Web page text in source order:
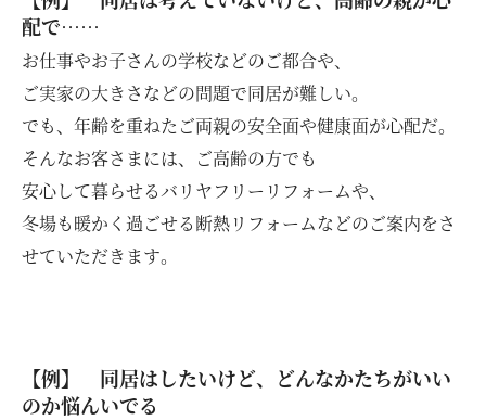
配で……
お仕事やお子さんの学校などのご都合や、
ご実家の大きさなどの問題で同居が難しい。
でも、年齢を重ねたご両親の安全面や健康面が心配だ。
そんなお客さまには、ご高齢の方でも
安心して暮らせるバリヤフリーリフォームや、
冬場も暖かく過ごせる断熱リフォームなどのご案内をさ
せていただきます。
【例】 同居はしたいけど、どんなかたちがいい
のか悩んいでる